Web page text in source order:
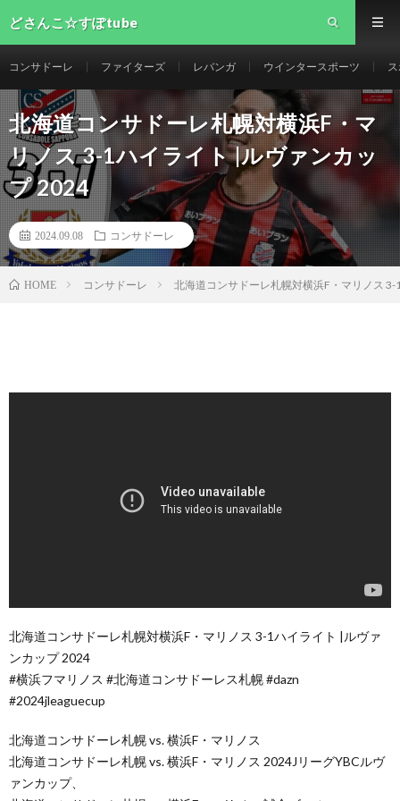
どさんこ☆すぽtube
コンサドーレ ファイターズ レバンガ ウインタースポーツ
北海道コンサドーレ札幌対横浜F・マ
リノス 3-1ハイライト |ルヴァンカッ
プ 2024
2024.09.08 コンサドーレ
HOME コンサドーレ 北海道コンサドーレ札幌対横浜F・マリノス
北海道コンサドーレ札幌対横浜F・マリノス 3-1ハイライト |ルヴァ
ンカップ 2024
#横浜フマリノス #北海道コンサドーレス札幌 #dazn
#2024jleaguecup
北海道コンサドーレ札幌 vs. 横浜F・マリノス
北海道コンサドーレ札幌 vs. 横浜F・マリノス 2024JリーグYBCルヴ
ァンカップ、